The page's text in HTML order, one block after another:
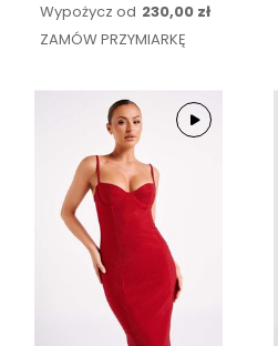
Wypożycz od 230,00 zł
ZAMÓW PRZYMIARKĘ